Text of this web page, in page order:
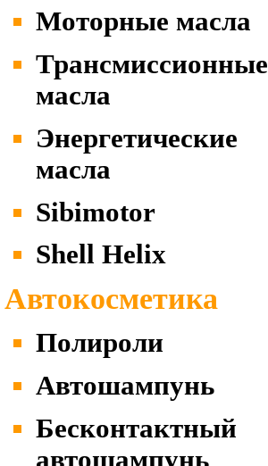
Моторные масла
Трансмиссионные
масла
Энергетические
масла
Sibimotor
Shell Helix
Автокосметика
Полироли
Автошампунь
Бесконтактный
автошампунь